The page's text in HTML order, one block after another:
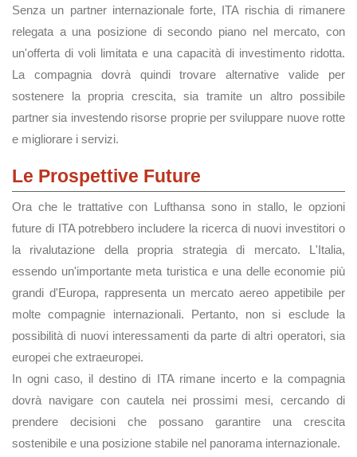
Senza un partner internazionale forte, ITA rischia di rimanere
relegata a una posizione di secondo piano nel mercato, con
un'offerta di voli limitata e una capacità di investimento ridotta.
La compagnia dovrà quindi trovare alternative valide per
sostenere la propria crescita, sia tramite un altro possibile
partner sia investendo risorse proprie per sviluppare nuove rotte
e migliorare i servizi.
Le Prospettive Future
Ora che le trattative con Lufthansa sono in stallo, le opzioni
future di ITA potrebbero includere la ricerca di nuovi investitori o
la rivalutazione della propria strategia di mercato. L'Italia,
essendo un'importante meta turistica e una delle economie più
grandi d'Europa, rappresenta un mercato aereo appetibile per
molte compagnie internazionali. Pertanto, non si esclude la
possibilità di nuovi interessamenti da parte di altri operatori, sia
europei che extraeuropei.
In ogni caso, il destino di ITA rimane incerto e la compagnia
dovrà navigare con cautela nei prossimi mesi, cercando di
prendere decisioni che possano garantire una crescita
sostenibile e una posizione stabile nel panorama internazionale.